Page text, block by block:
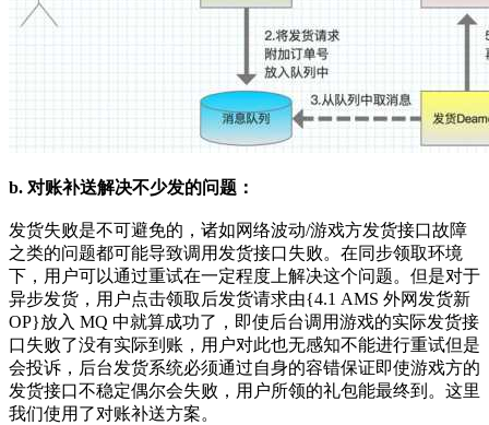
b. 对账补送解决不少发的问题：
发货失败是不可避免的，诸如网络波动/游戏方发货接口故障
之类的问题都可能导致调用发货接口失败。在同步领取环境
下，用户可以通过重试在一定程度上解决这个问题。但是对于
异步发货，用户点击领取后发货请求由{4.1 AMS 外网发货新
OP}放入 MQ 中就算成功了，即使后台调用游戏的实际发货接
口失败了没有实际到账，用户对此也无感知不能进行重试但是
会投诉，后台发货系统必须通过自身的容错保证即使游戏方的
发货接口不稳定偶尔会失败，用户所领的礼包能最终到。这里
我们使用了对账补送方案。